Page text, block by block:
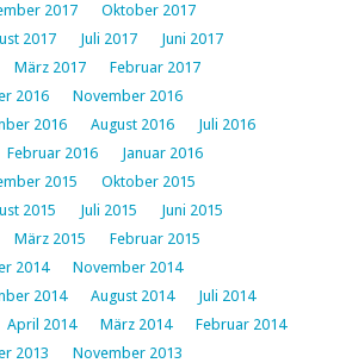
2017
Oktober 2017
2017 Juli 2017
Juni 2017
März 2017
Februar 2017
2016
November 2016
2016 August 2016
Juli 2016
Februar 2016
Januar 2016
2015
Oktober 2015
2015 Juli 2015
Juni 2015
März 2015
Februar 2015
2014
November 2014
2014 August 2014
Juli 2014
April 2014 März 2014
Februar 2014
2013 November 2013